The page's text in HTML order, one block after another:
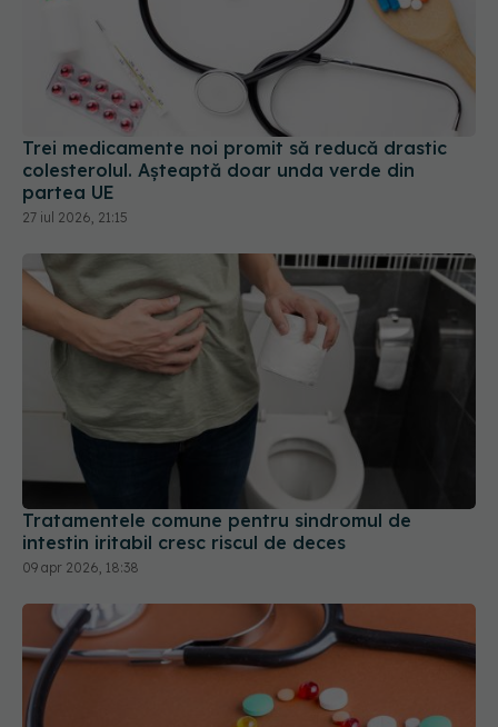
Trei medicamente noi promit să reducă drastic
colesterolul. Așteaptă doar unda verde din
partea UE
27 iul 2026, 21:15
Tratamentele comune pentru sindromul de
intestin iritabil cresc riscul de deces